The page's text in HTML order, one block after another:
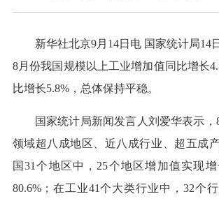
新华社北京9月14日电 国家统计局14
8月份我国规模以上工业增加值同比增长
比增长5.8%，总体保持平稳。
国家统计局新闻发言人刘爱华表示
领域超八成地区、近八成行业、超五成
国31个地区中，25个地区增加值实现
80.6%；在工业41个大类行业中，32个